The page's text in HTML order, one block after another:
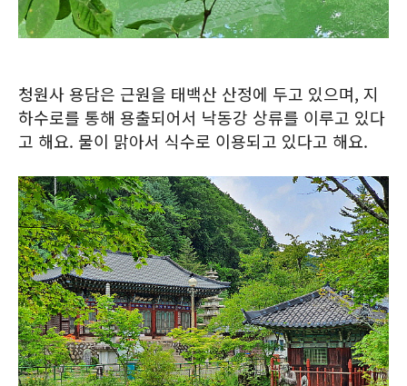
청원사 용담은 근원을 태백산 산정에 두고 있으며, 지
하수로를 통해 용출되어서 낙동강 상류를 이루고 있다
고 해요. 물이 맑아서 식수로 이용되고 있다고 해요.